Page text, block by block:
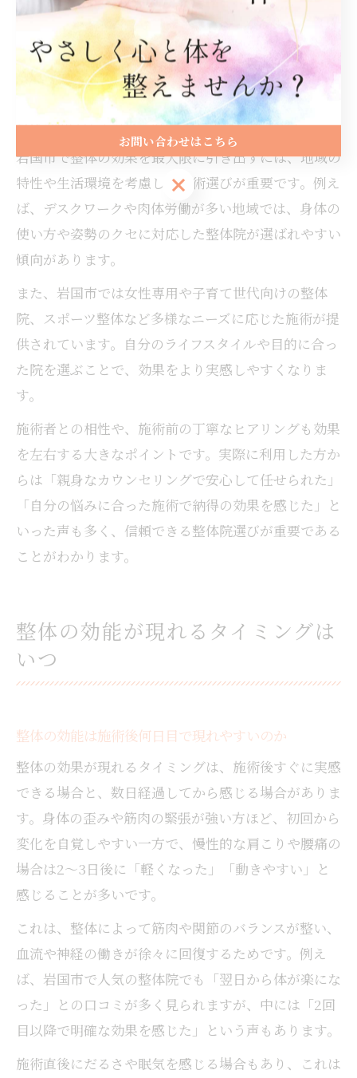
的な変化が挙げられています。こうした体験を積み重
ねることで、根本的な改善へとつなげることが可能で
す。
整体 効果を左右する岩国市ならではのポイント
岩国市で整体の効果を最大限に引き出すには、地域の
特性や生活環境を考慮した施術選びが重要です。例え
ば、デスクワークや肉体労働が多い地域では、身体の
使い方や姿勢のクセに対応した整体院が選ばれやすい
傾向があります。
また、岩国市では女性専用や子育て世代向けの整体
院、スポーツ整体など多様なニーズに応じた施術が提
供されています。自分のライフスタイルや目的に合っ
た院を選ぶことで、効果をより実感しやすくなりま
す。
施術者との相性や、施術前の丁寧なヒアリングも効果
を左右する大きなポイントです。実際に利用した方か
らは「親身なカウンセリングで安心して任せられた」
「自分の悩みに合った施術で納得の効果を感じた」と
いった声も多く、信頼できる整体院選びが重要である
ことがわかります。
整体の効能が現れるタイミングは
いつ
整体の効能は施術後何日目で現れやすいのか
整体の効果が現れるタイミングは、施術後すぐに実感
できる場合と、数日経過してから感じる場合がありま
す。身体の歪みや筋肉の緊張が強い方ほど、初回から
変化を自覚しやすい一方で、慢性的な肩こりや腰痛の
場合は2〜3日後に「軽くなった」「動きやすい」と
感じることが多いです。
これは、整体によって筋肉や関節のバランスが整い、
血流や神経の働きが徐々に回復するためです。例え
ば、岩国市で人気の整体院でも「翌日から体が楽にな
った」との口コミが多く見られますが、中には「2回
目以降で明確な効果を感じた」という声もあります。
施術直後にだるさや眠気を感じる場合もあり、これは
お問い合わせはこちら
お問い合わせはこちら